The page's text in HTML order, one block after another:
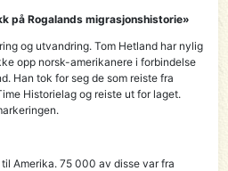
på Rogalands migrasjonshistorie»
og utvandring. Tom Hetland har nylig
opp norsk-amerikanere i forbindelse
Han tok for seg de som reiste fra
Historielag og reiste ut for laget.
Amerika. 75 000 av disse var fra